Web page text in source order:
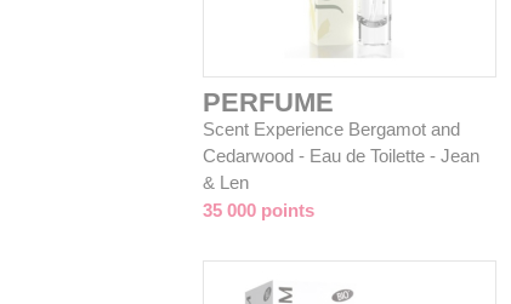
PERFUME
Scent Experience Bergamot and
Cedarwood - Eau de Toilette - Jean
& Len
35 000 points